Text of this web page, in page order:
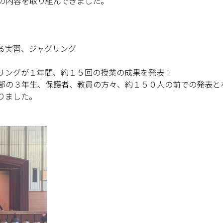
実習、ジャグリング
グが１年間、約１５回の授業の成果を発表！
の３年生、保護者、教員の方々、約１５０人の前での発表と
した。